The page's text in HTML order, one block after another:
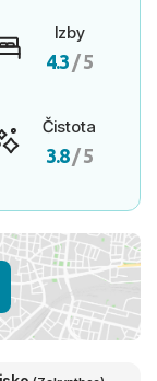
Izby
4.3 / 5
Čistota
3.8/ 5